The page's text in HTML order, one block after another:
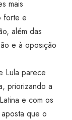
mais
forte e
além das
e à oposição
Lula parece
priorizando a
e com os
que o